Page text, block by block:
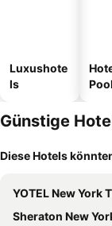
Luxushote
ls
Pool
Günstige
Diese Hotels
YOTEL New York
Sheraton New York